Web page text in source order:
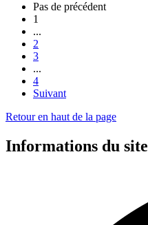
Pas de précédent
1
...
2
3
...
4
Suivant
Retour en haut de la page
Informations du site